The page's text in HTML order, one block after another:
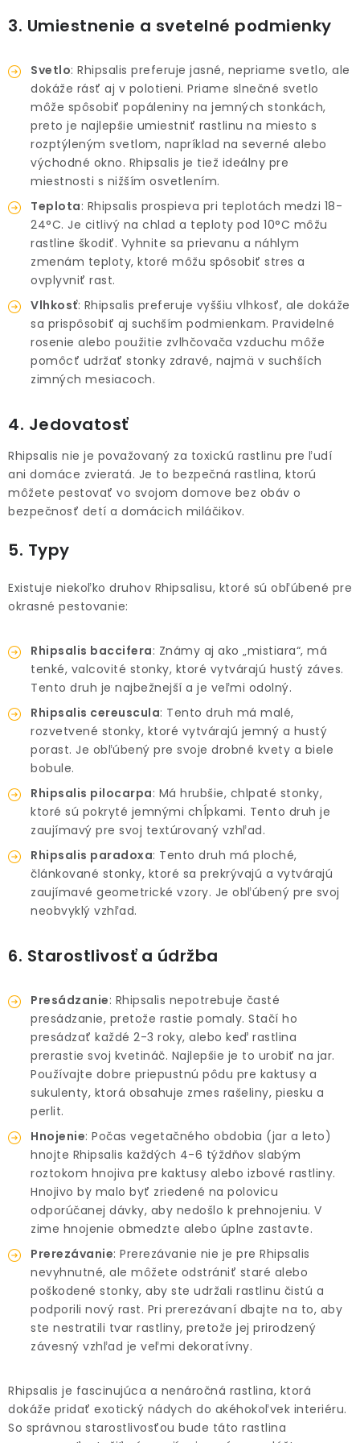
3. Umiestnenie a svetelné podmienky
Svetlo: Rhipsalis preferuje jasné, nepriame svetlo, ale
dokáže rásť aj v polotieni. Priame slnečné svetlo
môže spôsobiť popáleniny na jemných stonkách,
preto je najlepšie umiestniť rastlinu na miesto s
rozptýleným svetlom, napríklad na severné alebo
východné okno. Rhipsalis je tiež ideálny pre
miestnosti s nižším osvetlením.
Teplota: Rhipsalis prospieva pri teplotách medzi 18-
24°C. Je citlivý na chlad a teploty pod 10°C môžu
rastline škodiť. Vyhnite sa prievanu a náhlym
zmenám teploty, ktoré môžu spôsobiť stres a
ovplyvniť rast.
Vlhkosť: Rhipsalis preferuje vyššiu vlhkosť, ale dokáže
sa prispôsobiť aj suchším podmienkam. Pravidelné
rosenie alebo použitie zvlhčovača vzduchu môže
pomôcť udržať stonky zdravé, najmä v suchších
zimných mesiacoch.
4. Jedovatosť
Rhipsalis nie je považovaný za toxickú rastlinu pre ľudí
ani domáce zvieratá. Je to bezpečná rastlina, ktorú
môžete pestovať vo svojom domove bez obáv o
bezpečnosť detí a domácich miláčikov.
5. Typy
Existuje niekoľko druhov Rhipsalisu, ktoré sú obľúbené pre
okrasné pestovanie:
Rhipsalis baccifera: Známy aj ako „mistiara“, má
tenké, valcovité stonky, ktoré vytvárajú hustý záves.
Tento druh je najbežnejší a je veľmi odolný.
Rhipsalis cereuscula: Tento druh má malé,
rozvetvené stonky, ktoré vytvárajú jemný a hustý
porast. Je obľúbený pre svoje drobné kvety a biele
bobule.
Rhipsalis pilocarpa: Má hrubšie, chlpaté stonky,
ktoré sú pokryté jemnými chĺpkami. Tento druh je
zaujímavý pre svoj textúrovaný vzhľad.
Rhipsalis paradoxa: Tento druh má ploché,
článkované stonky, ktoré sa prekrývajú a vytvárajú
zaujímavé geometrické vzory. Je obľúbený pre svoj
neobvyklý vzhľad.
6. Starostlivosť a údržba
Presádzanie: Rhipsalis nepotrebuje časté
presádzanie, pretože rastie pomaly. Stačí ho
presádzať každé 2-3 roky, alebo keď rastlina
prerastie svoj kvetináč. Najlepšie je to urobiť na jar.
Používajte dobre priepustnú pôdu pre kaktusy a
sukulenty, ktorá obsahuje zmes rašeliny, piesku a
perlit.
Hnojenie: Počas vegetačného obdobia (jar a leto)
hnojte Rhipsalis každých 4-6 týždňov slabým
roztokom hnojiva pre kaktusy alebo izbové rastliny.
Hnojivo by malo byť zriedené na polovicu
odporúčanej dávky, aby nedošlo k prehnojeniu. V
zime hnojenie obmedzte alebo úplne zastavte.
Prerezávanie: Prerezávanie nie je pre Rhipsalis
nevyhnutné, ale môžete odstrániť staré alebo
poškodené stonky, aby ste udržali rastlinu čistú a
podporili nový rast. Pri prerezávaní dbajte na to, aby
ste nestratili tvar rastliny, pretože jej prirodzený
závesný vzhľad je veľmi dekoratívny.
Rhipsalis je fascinujúca a nenáročná rastlina, ktorá
dokáže pridať exotický nádych do akéhokoľvek interiéru.
So správnou starostlivosťou bude táto rastlina